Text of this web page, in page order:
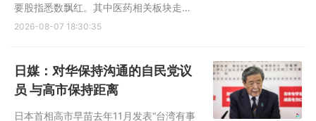
要股指悉数飘红。其中医药相关板块走
强，多只个股股价均涨逾10％。 据中新社
点，涨幅为1.02%；深证成指报14311点，
涨幅为1.42%；创业板指报3563点，涨
2026-08-07 18:30:35
日媒：对华保持沟通的自民党议
员 与高市保持距离
日本首相高市早苗去年11月发表“台湾有事